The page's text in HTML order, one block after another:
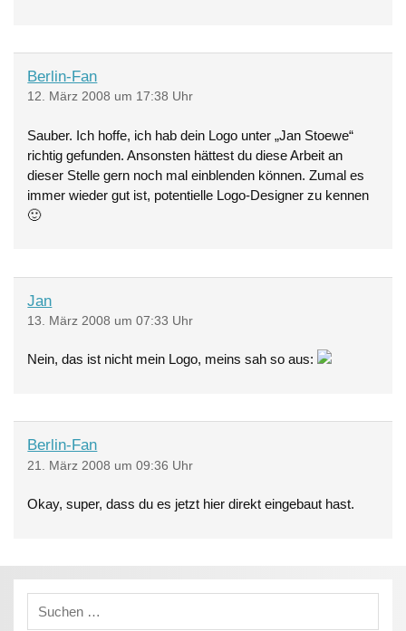
Berlin-Fan
12. März 2008 um 17:38 Uhr
Sauber. Ich hoffe, ich hab dein Logo unter „Jan Stoewe“
richtig gefunden. Ansonsten hättest du diese Arbeit an
dieser Stelle gern noch mal einblenden können. Zumal es
immer wieder gut ist, potentielle Logo-Designer zu kennen
🙂
Jan
13. März 2008 um 07:33 Uhr
Nein, das ist nicht mein Logo, meins sah so aus:
Berlin-Fan
21. März 2008 um 09:36 Uhr
Okay, super, dass du es jetzt hier direkt eingebaut hast.